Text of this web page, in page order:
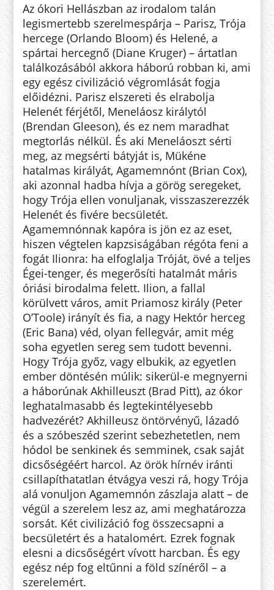
Az ókori Hellászban az irodalom talán
legismertebb szerelmespárja – Parisz, Trója
hercege (Orlando Bloom) és Helené, a
spártai hercegnő (Diane Kruger) – ártatlan
találkozásából akkora háború robban ki, ami
egy egész civilizáció végromlását fogja
előidézni. Parisz elszereti és elrabolja
Helenét férjétől, Meneláosz királytól
(Brendan Gleeson), és ez nem maradhat
megtorlás nélkül. És aki Meneláoszt sérti
meg, az megsérti bátyját is, Mükéne
hatalmas királyát, Agamemnónt (Brian Cox),
aki azonnal hadba hívja a görög seregeket,
hogy Trója ellen vonuljanak, visszaszerezzék
Helenét és fivére becsületét.
Agamemnónnak kapóra is jön ez az eset,
hiszen végtelen kapzsiságában régóta feni a
fogát Ilionra: ha elfoglalja Tróját, övé a teljes
Égei-tenger, és megerősíti hatalmát máris
óriási birodalma felett. Ilion, a fallal
körülvett város, amit Priamosz király (Peter
O’Toole) irányít és fia, a nagy Hektór herceg
(Eric Bana) véd, olyan fellegvár, amit még
soha egyetlen sereg sem tudott bevenni.
Hogy Trója győz, vagy elbukik, az egyetlen
ember döntésén múlik: sikerül-e megnyerni
a háborúnak Akhilleuszt (Brad Pitt), az ókor
leghatalmasabb és legtekintélyesebb
hadvezérét? Akhilleusz öntörvényű, lázadó
és a szóbeszéd szerint sebezhetetlen, nem
hódol be senkinek és semminek, csak saját
dicsőségéért harcol. Az örök hírnév iránti
csillapíthatatlan étvágya veszi rá, hogy Trója
alá vonuljon Agamemnón zászlaja alatt – de
végül a szerelem lesz az, ami meghatározza
sorsát. Két civilizáció fog összecsapni a
becsületért és a hatalomért. Ezrek fognak
elesni a dicsőségért vívott harcban. És egy
egész nép fog eltűnni a föld színéről – a
szerelemért.